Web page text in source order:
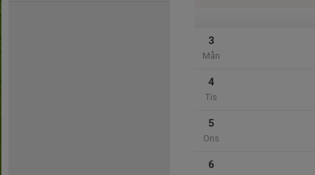
3
Mån
4
Tis
5
Ons
6